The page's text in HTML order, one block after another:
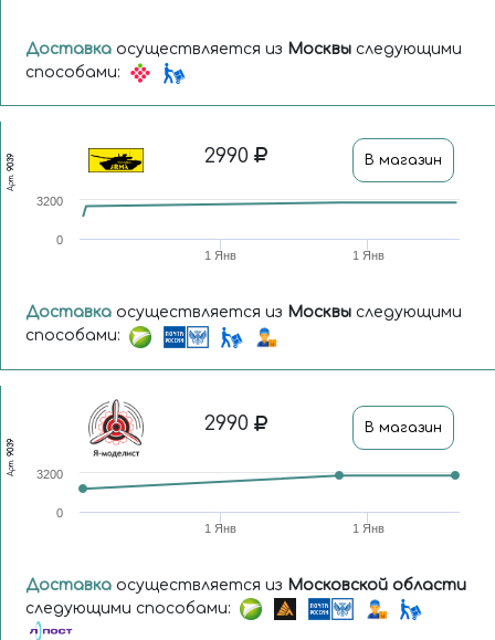
Доставка осуществляется из Москвы следующими
способами:
Арт.
9039 2990 В магазин
1 Янв 1 Янв
0
3200
Доставка осуществляется из Москвы следующими
способами:
Арт.
9039
2990 В магазин
1 Янв 1 Янв
0
3200
Доставка осуществляется из Московской области
следующими способами: